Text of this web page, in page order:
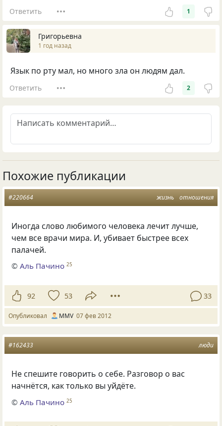
Ответить 1
Григорьевна
1 год назад
Язык по рту мал, но много зла он людям дал.
Ответить 2
Похожие публикации
жизнь отношения
#220664
Иногда слово любимого человека лечит лучше,
чем все врачи мира. И, убивает быстрее всех
палачей.
©Аль Пачино 25
92 53 33
Опубликовал MMV 07 фев 2012
люди
#162433
Не спешите говорить о себе. Разговор о вас
начнётся, как только вы уйдёте.
©Аль Пачино 25